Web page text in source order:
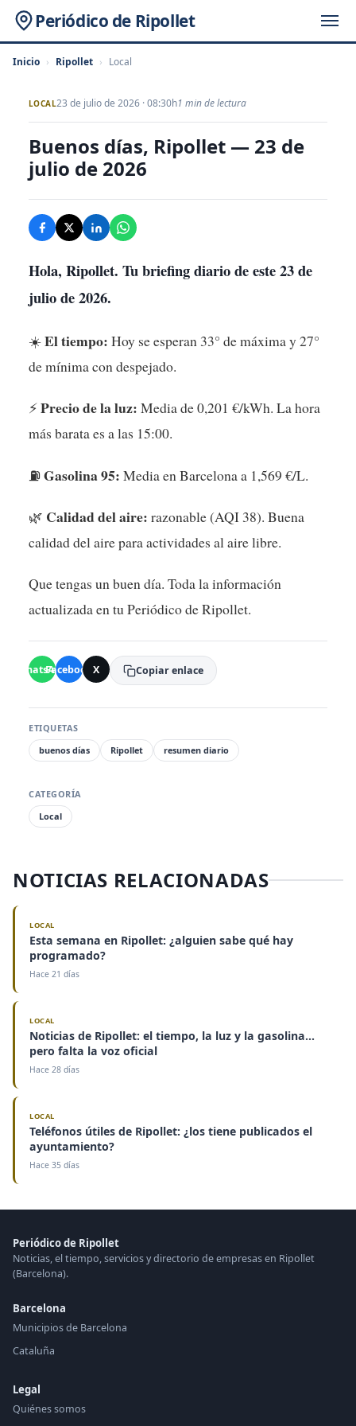
Periódico de Ripollet
Inicio › Ripollet › Local
LOCAL23 de julio de 2026 · 08:30h1 min de lectura
Buenos días, Ripollet — 23 de
julio de 2026
Hola, Ripollet. Tu briefing diario de este 23 de
julio de 2026.
☀️El tiempo: Hoy se esperan 33° de máxima y 27°
de mínima con despejado.
⚡Precio de la luz: Media de 0,201 €/kWh. La hora
más barata es a las 15:00.
⛽Gasolina 95: Media en Barcelona a 1,569 €/L.
🌿 Calidad del aire: razonable (AQI 38). Buena
calidad del aire para actividades al aire libre.
Que tengas un buen día. Toda la información
actualizada en tu Periódico de Ripollet.
WhatsApp
Facebook X Copiar enlace
ETIQUETAS
buenos días
Ripollet resumen diario
CATEGORÍA
Local
NOTICIAS RELACIONADAS
LOCAL
Esta semana en Ripollet: ¿alguien sabe qué hay
programado?
Hace 21 días
LOCAL
Noticias de Ripollet: el tiempo, la luz y la gasolina...
pero falta la voz oficial
Hace 28 días
LOCAL
Teléfonos útiles de Ripollet: ¿los tiene publicados el
ayuntamiento?
Hace 35 días
Periódico de Ripollet
Noticias, el tiempo, servicios y directorio de empresas en Ripollet
(Barcelona).
Barcelona
Municipios de Barcelona
Cataluña
Legal
Quiénes somos